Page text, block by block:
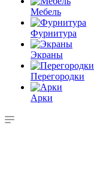
Мебель
Фурнитура
Экраны
Перегородки
Арки